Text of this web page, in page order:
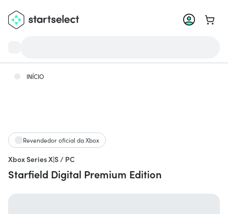
Meu
INÍCIO
Revendedor oficial da Xbox
Xbox Series X|S / PC
Starfield Digital Premium Edition